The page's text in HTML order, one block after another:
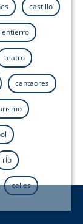
castillo
entierro
teatro
cantaores
rÍo
calles